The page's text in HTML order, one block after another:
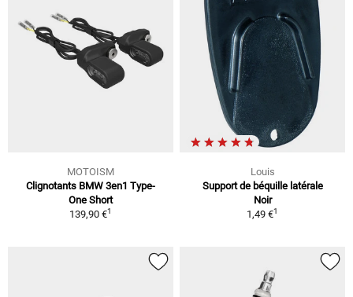
MOTOISM
Clignotants BMW 3en1 Type-
One Short
139,90 €1
Louis
Support de béquille latérale
Noir
1,49 €1